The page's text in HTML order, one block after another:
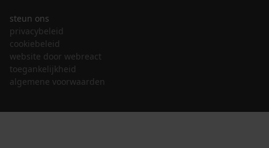
steun ons
privacybeleid
cookiebeleid
website door webreact
toegankelijkheid
algemene voorwaarden